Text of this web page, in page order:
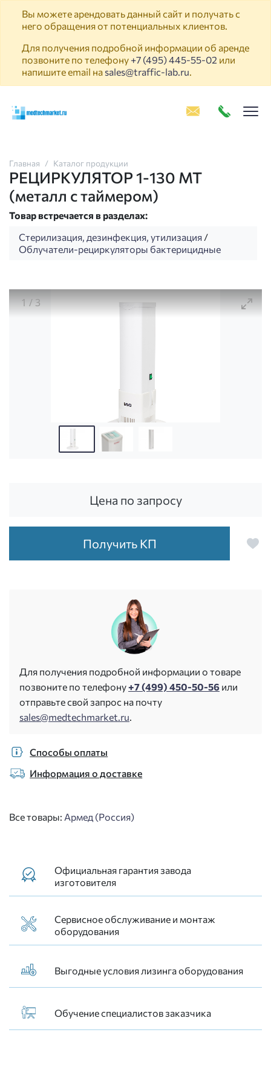
Вы можете арендовать данный сайт и получать с
него обращения от потенциальных клиентов.
Для получения подробной информации об аренде
позвоните по телефону +7 (495) 445-55-02 или
напишите email на sales@traffic-lab.ru.
Главная Каталог продукции
РЕЦИРКУЛЯТОР 1-130 МТ
(металл с таймером)
Товар встречается в разделах:
Стерилизация, дезинфекция, утилизация /
Облучатели-рециркуляторы бактерицидные
РЕЦИРКУЛЯТОР 1-130 МТ (металл с таймером)
1/3
Цена по запросу
Получить КП
Для получения подробной информации о товаре
позвоните по телефону+7 (499) 450-50-56 или
отправьте свой запрос на почту
sales@medtechmarket.ru.
Способы оплаты
Информация о доставке
Все товары: Армед (Россия)
Официальная гарантия завода
изготовителя
Сервисное обслуживание и монтаж
оборудования
Выгодные условия лизинга оборудования
Обучение специалистов заказчика